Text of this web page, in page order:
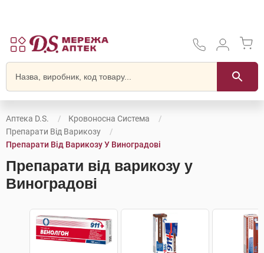
Аптека D.S.
Кровоносна Система
Препарати Від Варикозу
Препарати Від Варикозу У Виноградові
Препарати від варикозу у
Виноградові